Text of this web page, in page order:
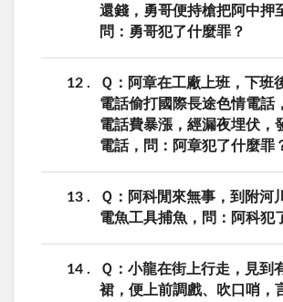
還錢，勇哥便持槍把阿中押
問：勇哥犯了什麼罪？
12
Ｑ：阿章在工廠上班，下班
電話偷打國際長途色情電話
電話費暴漲，經漏夜埋伏，
電話，問：阿章犯了什麼罪
13
Ｑ：阿科閒來無事，到附河
電魚工具捕魚，問：阿科犯
14
Ｑ：小龍在街上行走，見到
裙，便上前調戲、吹口哨，